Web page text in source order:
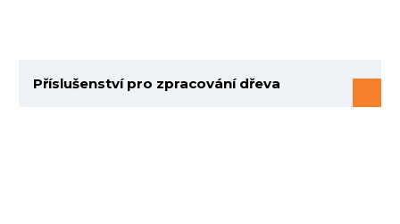
Příslušenství pro zpracování dřeva